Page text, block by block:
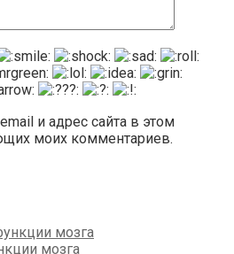
и адрес сайта в этом
моих комментариев.
мозга